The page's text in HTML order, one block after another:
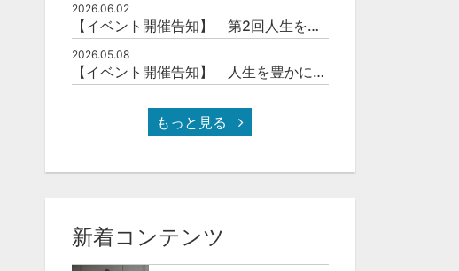
2026.06.02
【イベント開催告知】 第2回人生を豊かにする「本の力」を学ぶ会
2026.05.08
【イベント開催告知】 人生を豊かにする「本の力」を学ぶ会
もっと見る
新着コンテンツ